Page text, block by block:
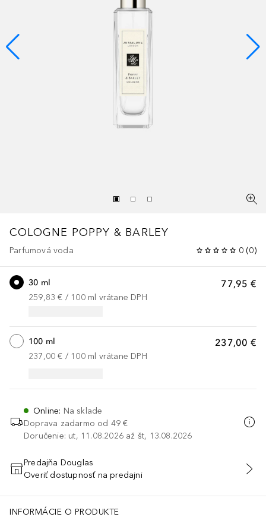
COLOGNE POPPY & BARLEY
Parfumová voda 0 (0)
77,95 €
30 ml
259,83 € / 100 ml vrátane DPH
237,00 €
100 ml
237,00 € / 100 ml vrátane DPH
Online: Na sklade
Doprava zadarmo od 49 €
Doručenie: ut, 11.08.2026 až št, 13.08.2026
PRIDAŤ DO KOŠÍKA
Predajňa Douglas
Overiť dostupnosť na predajni
INFORMÁCIE O PRODUKTE